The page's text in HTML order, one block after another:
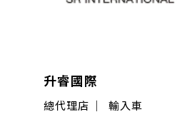
升睿國際
總代理店 輸入車